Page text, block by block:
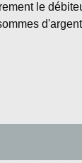
le